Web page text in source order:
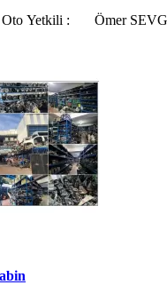
Yetkili : Ömer